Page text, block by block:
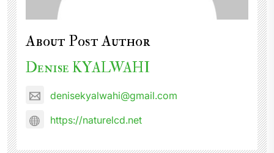
About Post Author
Denise KYALWAHI
denisekyalwahi@gmail.com
https://naturelcd.net